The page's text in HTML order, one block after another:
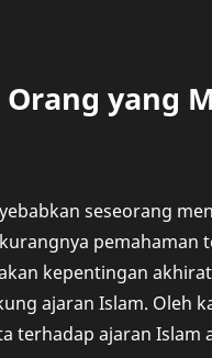
yang
seseorang
pemahaman
kepentingan
ajaran Islam. Oleh
terhadap ajaran